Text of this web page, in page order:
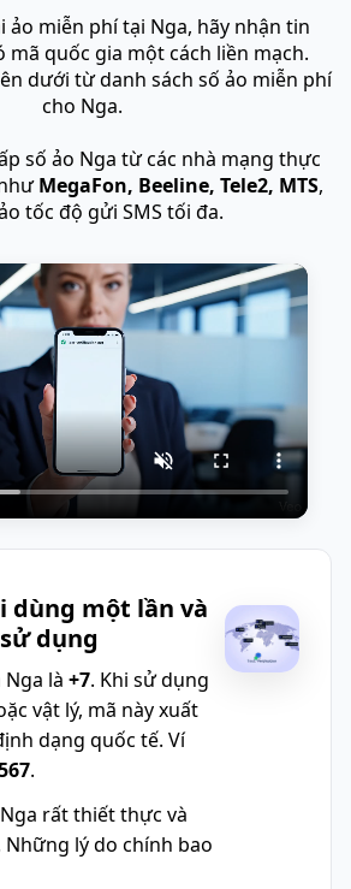
ảo miễn phí tại Nga, hãy nhận tin
mã quốc gia một cách liền mạch.
dưới từ danh sách số ảo miễn phí
cho Nga.
số ảo Nga từ các nhà mạng thực
MegaFon, Beeline, Tele2, MTS,
tốc độ gửi SMS tối đa.
dùng một lần và
dụng
là +7. Khi sử dụng
vật lý, mã này xuất
dạng quốc tế. Ví
.
rất thiết thực và
lý do chính bao